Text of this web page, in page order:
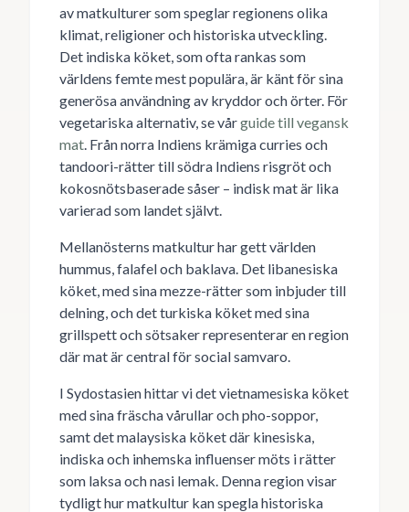
av matkulturer som speglar regionens olika
klimat, religioner och historiska utveckling.
Det indiska köket, som ofta rankas som
världens femte mest populära, är känt för sina
generösa användning av kryddor och örter. För
vegetariska alternativ, se vårguide till vegansk
mat. Från norra Indiens krämiga curries och
tandoori-rätter till södra Indiens risgröt och
kokosnötsbaserade såser – indisk mat är lika
varierad som landet självt.
Mellanösterns matkultur har gett världen
hummus, falafel och baklava. Det libanesiska
köket, med sina mezze-rätter som inbjuder till
delning, och det turkiska köket med sina
grillspett och sötsaker representerar en region
där mat är central för social samvaro.
I Sydostasien hittar vi det vietnamesiska köket
med sina fräscha vårullar och pho-soppor,
samt det malaysiska köket där kinesiska,
indiska och inhemska influenser möts i rätter
som laksa och nasi lemak. Denna region visar
tydligt hur matkultur kan spegla historiska